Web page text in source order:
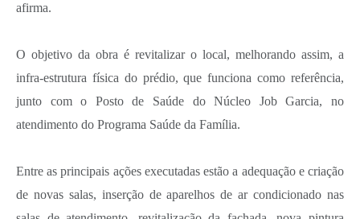
afirma.
O objetivo da obra é revitalizar o local, melhorando assim, a
infra-estrutura física do prédio, que funciona como referência,
junto com o Posto de Saúde do Núcleo Job Garcia, no
atendimento do Programa Saúde da Família.
Entre as principais ações executadas estão a adequação e criação
de novas salas, inserção de aparelhos de ar condicionado nas